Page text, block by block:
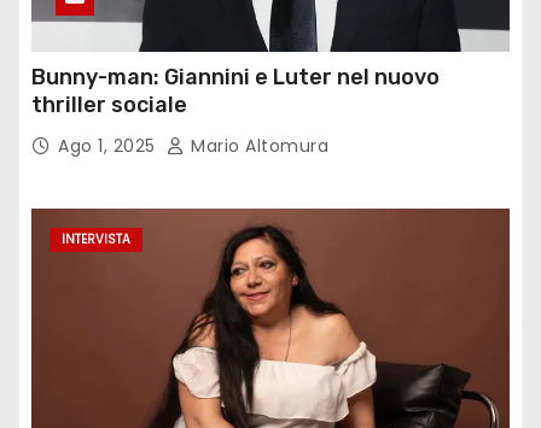
Bunny-man: Giannini e Luter nel nuovo
thriller sociale
Ago 1, 2025 Mario Altomura
INTERVISTA